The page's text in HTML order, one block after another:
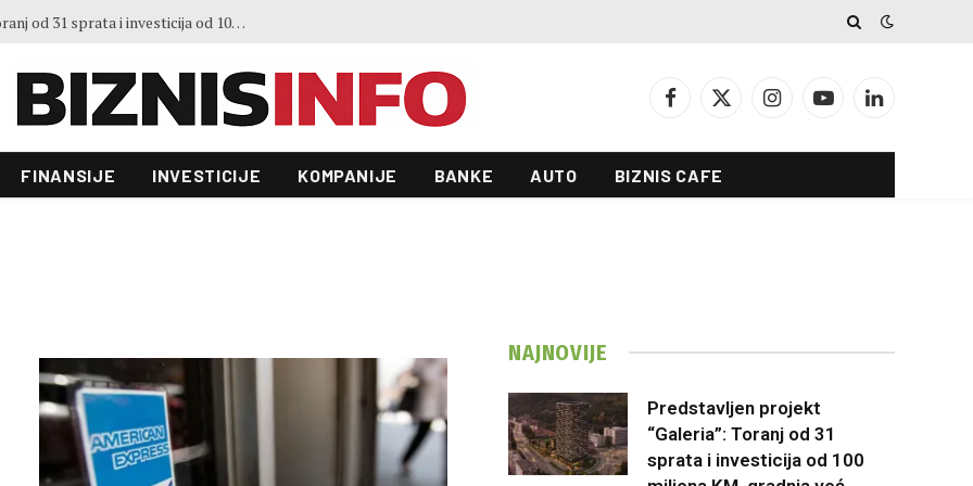
Predstavljen projekt “Galeria”: Toranj od 31 sprata i investicija od 100 miliona KM, gradnja već počela
Facebook
X
InstagramYouTubeLinkedIn
FINANSIJE INVESTICIJE KOMPANIJE BANKE AUTO BIZNIS CAFE
NAJNOVIJE
Predstavljen projekt
“Galeria”: Toranj od 31
sprata i investicija od 100